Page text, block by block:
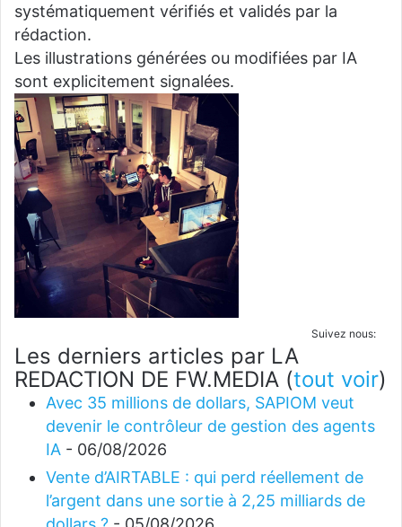
systématiquement vérifiés et validés par la
rédaction.
Les illustrations générées ou modifiées par IA
sont explicitement signalées.
Suivez nous:
Les derniers articles par LA
REDACTION DE FW.MEDIA (tout voir)
Avec 35 millions de dollars, SAPIOM veut
devenir le contrôleur de gestion des agents
IA - 06/08/2026
Vente d’AIRTABLE : qui perd réellement de
l’argent dans une sortie à 2,25 milliards de